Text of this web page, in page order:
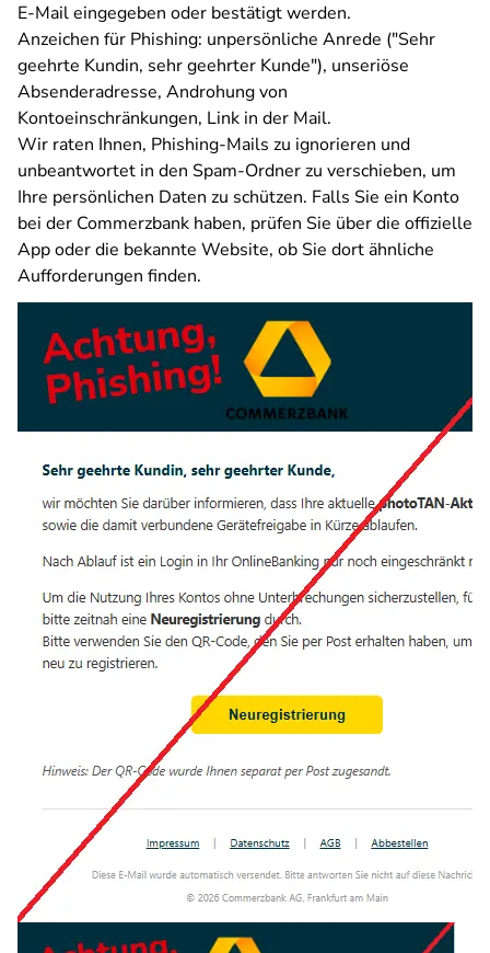
E-Mail eingegeben oder bestätigt werden.
Anzeichen für Phishing: unpersönliche Anrede ("Sehr
geehrte Kundin, sehr geehrter Kunde"), unseriöse
Absenderadresse, Androhung von
Kontoeinschränkungen, Link in der Mail.
Wir raten Ihnen, Phishing-Mails zu ignorieren und
unbeantwortet in den Spam-Ordner zu verschieben, um
Ihre persönlichen Daten zu schützen. Falls Sie ein Konto
bei der Commerzbank haben, prüfen Sie über die offizielle
App oder die bekannte Website, ob Sie dort ähnliche
Aufforderungen finden.